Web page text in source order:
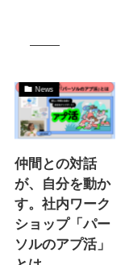
News
仲間との対話
が、自分を動か
す。社内ワーク
ショップ「パー
ソルのアプ活」